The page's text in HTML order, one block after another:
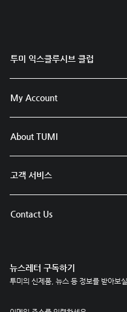
투미 익스클루시브 클럽
My Account
About TUMI
고객 서비스
Contact Us
뉴스레터 구독하기
투미의 신제품, 뉴스 등 정보를 받아보